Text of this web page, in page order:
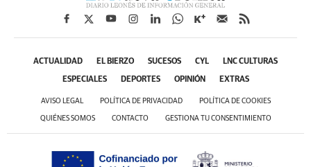
ACTUALIDAD EL BIERZO SUCESOS CYL LNC CULTURAS
ESPECIALES DEPORTES OPINIÓN EXTRAS
AVISO LEGAL POLÍTICA DE PRIVACIDAD POLÍTICA DE COOKIES
QUIÉNES SOMOS CONTACTO GESTIONA TU CONSENTIMIENTO